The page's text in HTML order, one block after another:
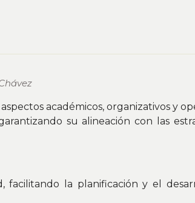
académicos, organizativos y
su alineación con las
la planificación y el